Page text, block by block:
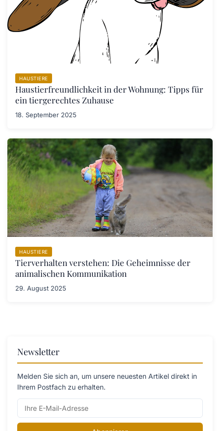
HAUSTIERE
Haustierfreundlichkeit in der Wohnung: Tipps für
ein tiergerechtes Zuhause
18. September 2025
HAUSTIERE
Tierverhalten verstehen: Die Geheimnisse der
animalischen Kommunikation
29. August 2025
Newsletter
Melden Sie sich an, um unsere neuesten Artikel direkt in
Ihrem Postfach zu erhalten.